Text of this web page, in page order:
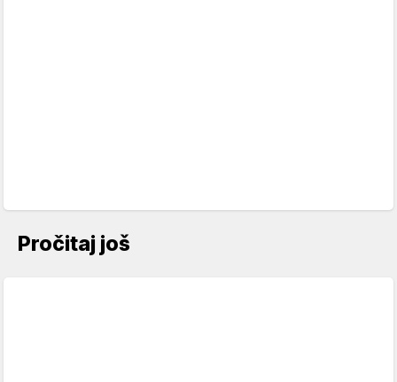
Pročitaj još